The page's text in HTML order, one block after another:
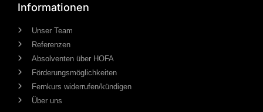
Informationen
Unser Team
Referenzen
Absolventen über HOFA
Förderungsmöglichkeiten
Fernkurs widerrufen/kündigen
Über uns